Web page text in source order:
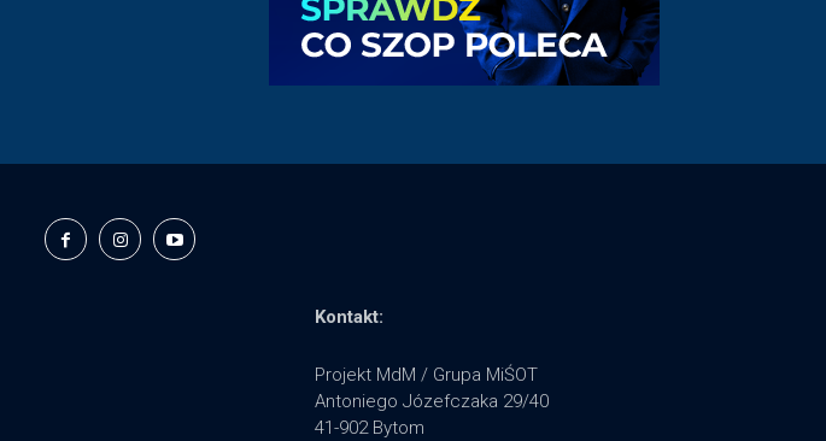
Kontakt:
Projekt MdM / Grupa MiŚOT
Antoniego Józefczaka 29/40
41-902 Bytom